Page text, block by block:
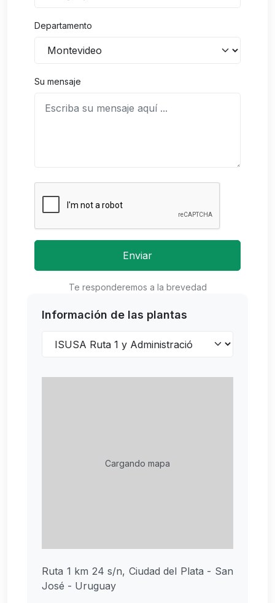
Información de las plantas
Cargando mapa
Ruta 1 km 24 s/n, Ciudad del Plata - San
José - Uruguay
Departamento
Su mensaje
Enviar
Te responderemos a la brevedad